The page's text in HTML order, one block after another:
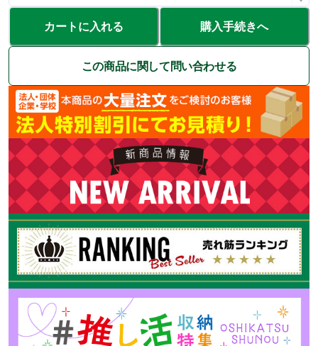
カートに入れる 購入手続きへ
この商品に関して問い合わせる